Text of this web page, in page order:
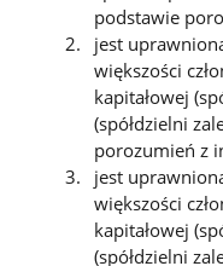
podstawie
jest
większości
kapitałowej
(spółdzielni
porozumień z
jest
większości
kapitałowej
(spółdzielni